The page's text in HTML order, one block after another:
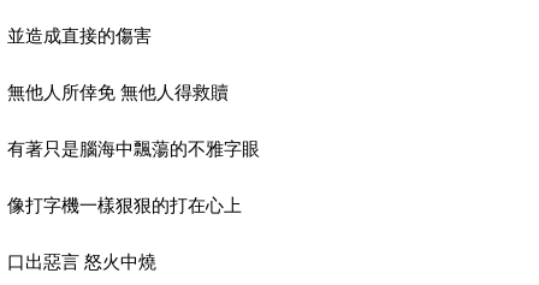
並造成直接的傷害
無他人所倖免 無他人得救贖
有著只是腦海中飄蕩的不雅字眼
像打字機一樣狠狠的打在心上
口出惡言 怒火中燒